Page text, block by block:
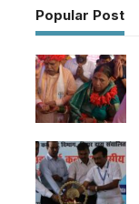
Popular Post